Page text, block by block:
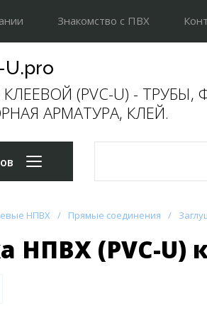
Знакомство с ПВХ
Отгрузки
U.pro
(PVC-U) - ТРУБЫ,
АРМАТУРА, КЛЕЙ.
НПВХ / Прямые соединения /
НПВХ (PVC-U)